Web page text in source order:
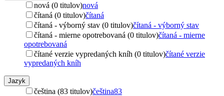
nová (0 titulov)nová
čítaná (0 titulov)čítaná
čítaná - výborný stav (0 titulov)čítaná - výborný stav
čítaná - mierne opotrebovaná (0 titulov)čítaná - mierne
opotrebovaná
čítané verzie vypredaných kníh (0 titulov)čítané verzie
vypredaných kníh
Jazyk
čeština (83 titulov)čeština83